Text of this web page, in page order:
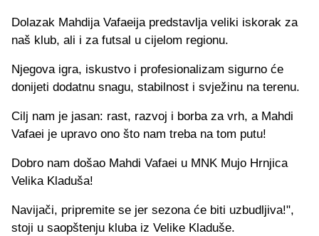
Dolazak Mahdija Vafaeija predstavlja veliki iskorak za
naš klub, ali i za futsal u cijelom regionu.
Njegova igra, iskustvo i profesionalizam sigurno će
donijeti dodatnu snagu, stabilnost i svježinu na terenu.
Cilj nam je jasan: rast, razvoj i borba za vrh, a Mahdi
Vafaei je upravo ono što nam treba na tom putu!
Dobro nam došao Mahdi Vafaei u MNK Mujo Hrnjica
Velika Kladuša!
Navijači, pripremite se jer sezona će biti uzbudljiva!",
stoji u saopštenju kluba iz Velike Kladuše.